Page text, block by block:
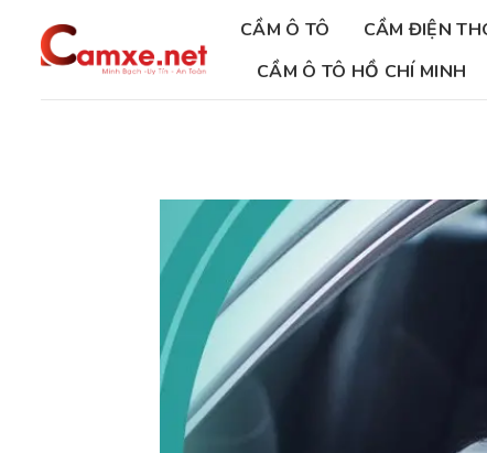
CẦM Ô TÔ CẦM ĐIỆN
CẦM Ô TÔ HỒ CHÍ MINH